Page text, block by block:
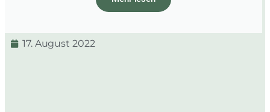
17. August 2022